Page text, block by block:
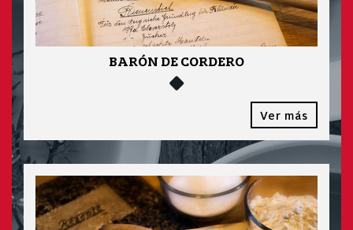
BARÓN DE CORDERO
Ver más